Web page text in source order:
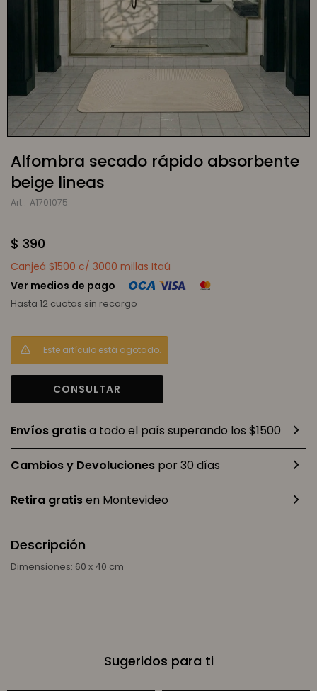
Alfombra secado rápido absorbente
beige lineas
A1701075
$ 390
Canjeá $1500 c/ 3000 millas Itaú
Ver medios de pago
Hasta 12 cuotas sin recargo
Este artículo está agotado.
CONSULTAR
Envíos gratisa todo el país superando los $1500
Cambios y Devoluciones por 30 días
Retira gratisen Montevideo
Descripción
Dimensiones: 60 x 40 cm
Sugeridos para ti